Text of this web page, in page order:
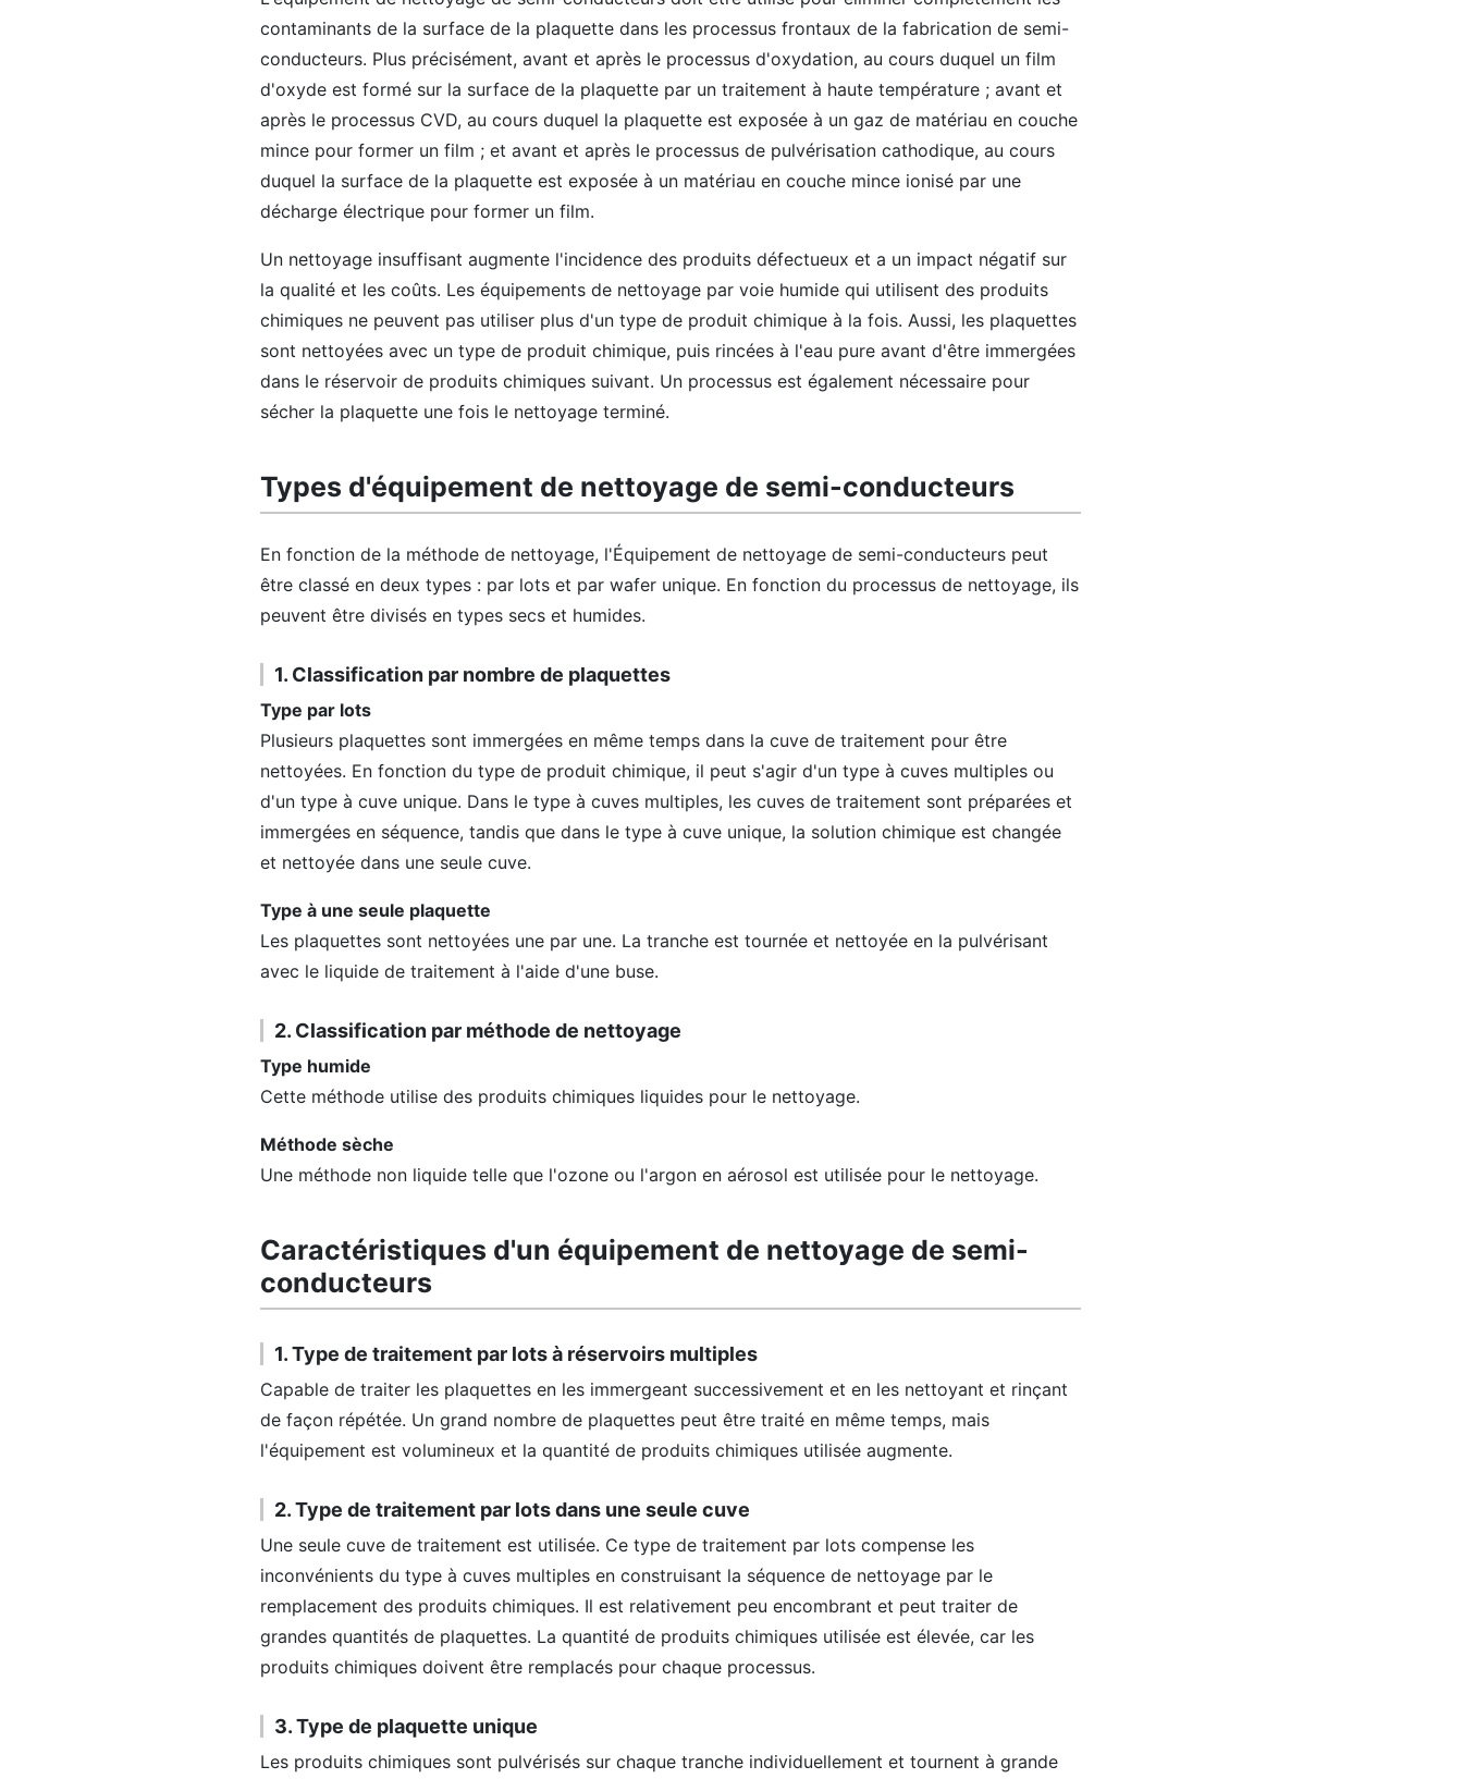
contaminants de la surface de la plaquette dans les processus frontaux de la fabrication de semi-
conducteurs. Plus précisément, avant et après le processus d'oxydation, au cours duquel un film
d'oxyde est formé sur la surface de la plaquette par un traitement à haute température ; avant et
après le processus CVD, au cours duquel la plaquette est exposée à un gaz de matériau en couche
mince pour former un film ; et avant et après le processus de pulvérisation cathodique, au cours
duquel la surface de la plaquette est exposée à un matériau en couche mince ionisé par une
décharge électrique pour former un film.
Un nettoyage insuffisant augmente l'incidence des produits défectueux et a un impact négatif sur
la qualité et les coûts. Les équipements de nettoyage par voie humide qui utilisent des produits
chimiques ne peuvent pas utiliser plus d'un type de produit chimique à la fois. Aussi, les plaquettes
sont nettoyées avec un type de produit chimique, puis rincées à l'eau pure avant d'être immergées
dans le réservoir de produits chimiques suivant. Un processus est également nécessaire pour
sécher la plaquette une fois le nettoyage terminé.
Types d'équipement de nettoyage de semi-conducteurs
En fonction de la méthode de nettoyage, l'Équipement de nettoyage de semi-conducteurs peut
être classé en deux types : par lots et par wafer unique. En fonction du processus de nettoyage, ils
peuvent être divisés en types secs et humides.
1. Classification par nombre de plaquettes
Type par lots
Plusieurs plaquettes sont immergées en même temps dans la cuve de traitement pour être
nettoyées. En fonction du type de produit chimique, il peut s'agir d'un type à cuves multiples ou
d'un type à cuve unique. Dans le type à cuves multiples, les cuves de traitement sont préparées et
immergées en séquence, tandis que dans le type à cuve unique, la solution chimique est changée
et nettoyée dans une seule cuve.
Type à une seule plaquette
Les plaquettes sont nettoyées une par une. La tranche est tournée et nettoyée en la pulvérisant
avec le liquide de traitement à l'aide d'une buse.
2. Classification par méthode de nettoyage
Type humide
Cette méthode utilise des produits chimiques liquides pour le nettoyage.
Méthode sèche
Une méthode non liquide telle que l'ozone ou l'argon en aérosol est utilisée pour le nettoyage.
Caractéristiques d'un équipement de nettoyage de semi-
conducteurs
1. Type de traitement par lots à réservoirs multiples
Capable de traiter les plaquettes en les immergeant successivement et en les nettoyant et rinçant
de façon répétée. Un grand nombre de plaquettes peut être traité en même temps, mais
l'équipement est volumineux et la quantité de produits chimiques utilisée augmente.
2. Type de traitement par lots dans une seule cuve
Une seule cuve de traitement est utilisée. Ce type de traitement par lots compense les
inconvénients du type à cuves multiples en construisant la séquence de nettoyage par le
remplacement des produits chimiques. Il est relativement peu encombrant et peut traiter de
grandes quantités de plaquettes. La quantité de produits chimiques utilisée est élevée, car les
produits chimiques doivent être remplacés pour chaque processus.
3. Type de plaquette unique
Les produits chimiques sont pulvérisés sur chaque tranche individuellement et tournent à grande